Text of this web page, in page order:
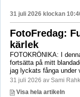
31 juli 2026 klockan
FotoFredag:
kärlek
FOTOKRÖNIKA: I
fortsätta på mitt
jag lyckats fånga under
31 juli 2026 av Sami
Visa hela artikeln